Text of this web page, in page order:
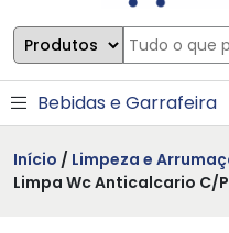
Bebidas e Garrafeira
Início / Limpeza e
Limpa Wc Anticalcario C/